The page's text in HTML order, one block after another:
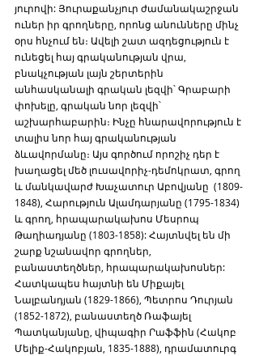
յուրովի: Յուրաքանչյուր ժամանակաշրջան
ուներ իր գրողները, որոնց անունները մինչ
օրս հնչում են։ Ավելի շատ ազդեցություն է
ունեցել հայ գրականության վրա,
բնակչության լայն շերտերին
անհասկանալի գրական լեզվի՝ Գրաբարի
փոխելը, գրական նոր լեզվի՝
աշխարհաբարին։ Ինչը հնարավորություն է
տալիս նոր հայ գրականության
ձևավորմանը։ Այս գործում որոշիչ դեր է
խաղացել մեծ լուսավորիչ-դեմոկրատ, գրող
և մանկավարժ Խաչատուր Աբովյանը  (1809-
1848), Հարություն Ալամդարյանը (1795-1834)
և գրող, հրապարակախոս Մեսրոպ
Թաղիադյանը (1803-1858): Հայտնվել են մի
շարք նշանավոր գրողներ,
բանաստեղծներ, հրապարակախոսներ:
Հատկապես հայտնի են Միքայել
Նալբանդյան (1829-1866), Պետրոս Դուրյան
(1852-1872), բանաստեղծ Ռաֆայել
Պատկանյանը, վիպագիր Րաֆֆին (Հակոբ
Մելիք-Հակոբյան, 1835-1888), դրամատուրգ